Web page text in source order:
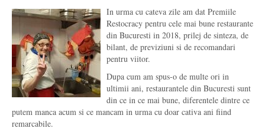
In urma cu cateva zile am dat Premiile
Restocracy pentru cele mai bune restaurante
din Bucuresti in 2018, prilej de sinteza, de
bilant, de previziuni si de recomandari
pentru viitor.
Dupa cum am spus-o de multe ori in
ultimii ani, restaurantele din Bucuresti sunt
din ce in ce mai bune, diferentele dintre ce
putem manca acum si ce mancam in urma cu doar cativa ani fiind
remarcabile.